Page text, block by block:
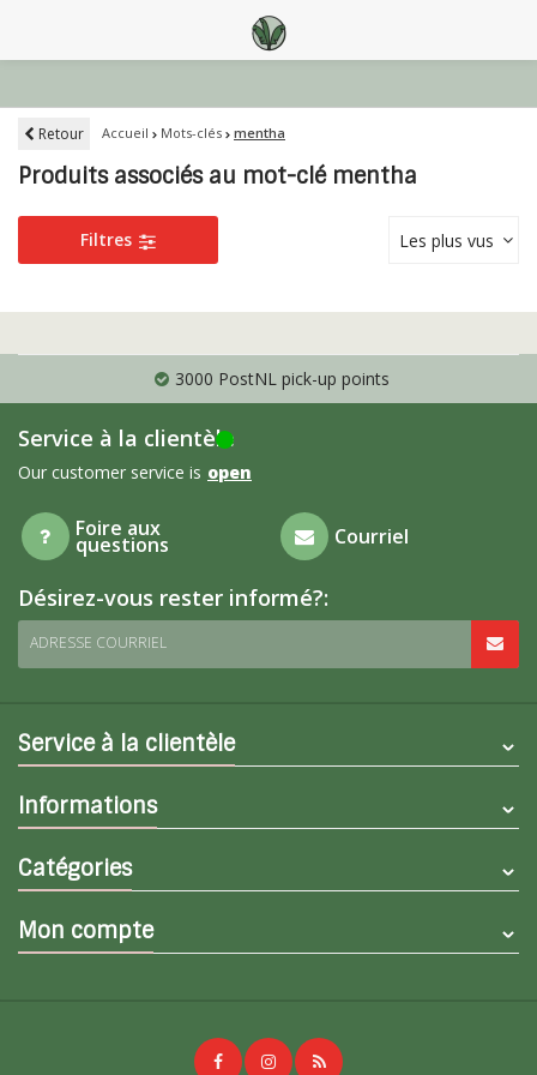
Retour Accueil Mots-clés mentha
Produits associés au mot-clé mentha
Filtres Les plus vus
3000 PostNL pick-up points
Service à la clientèle
Our customer service is open
Foire aux
questions Courriel
Désirez-vous rester informé?:
ADRESSE COURRIEL
Service à la clientèle
Informations
Catégories
Mon compte